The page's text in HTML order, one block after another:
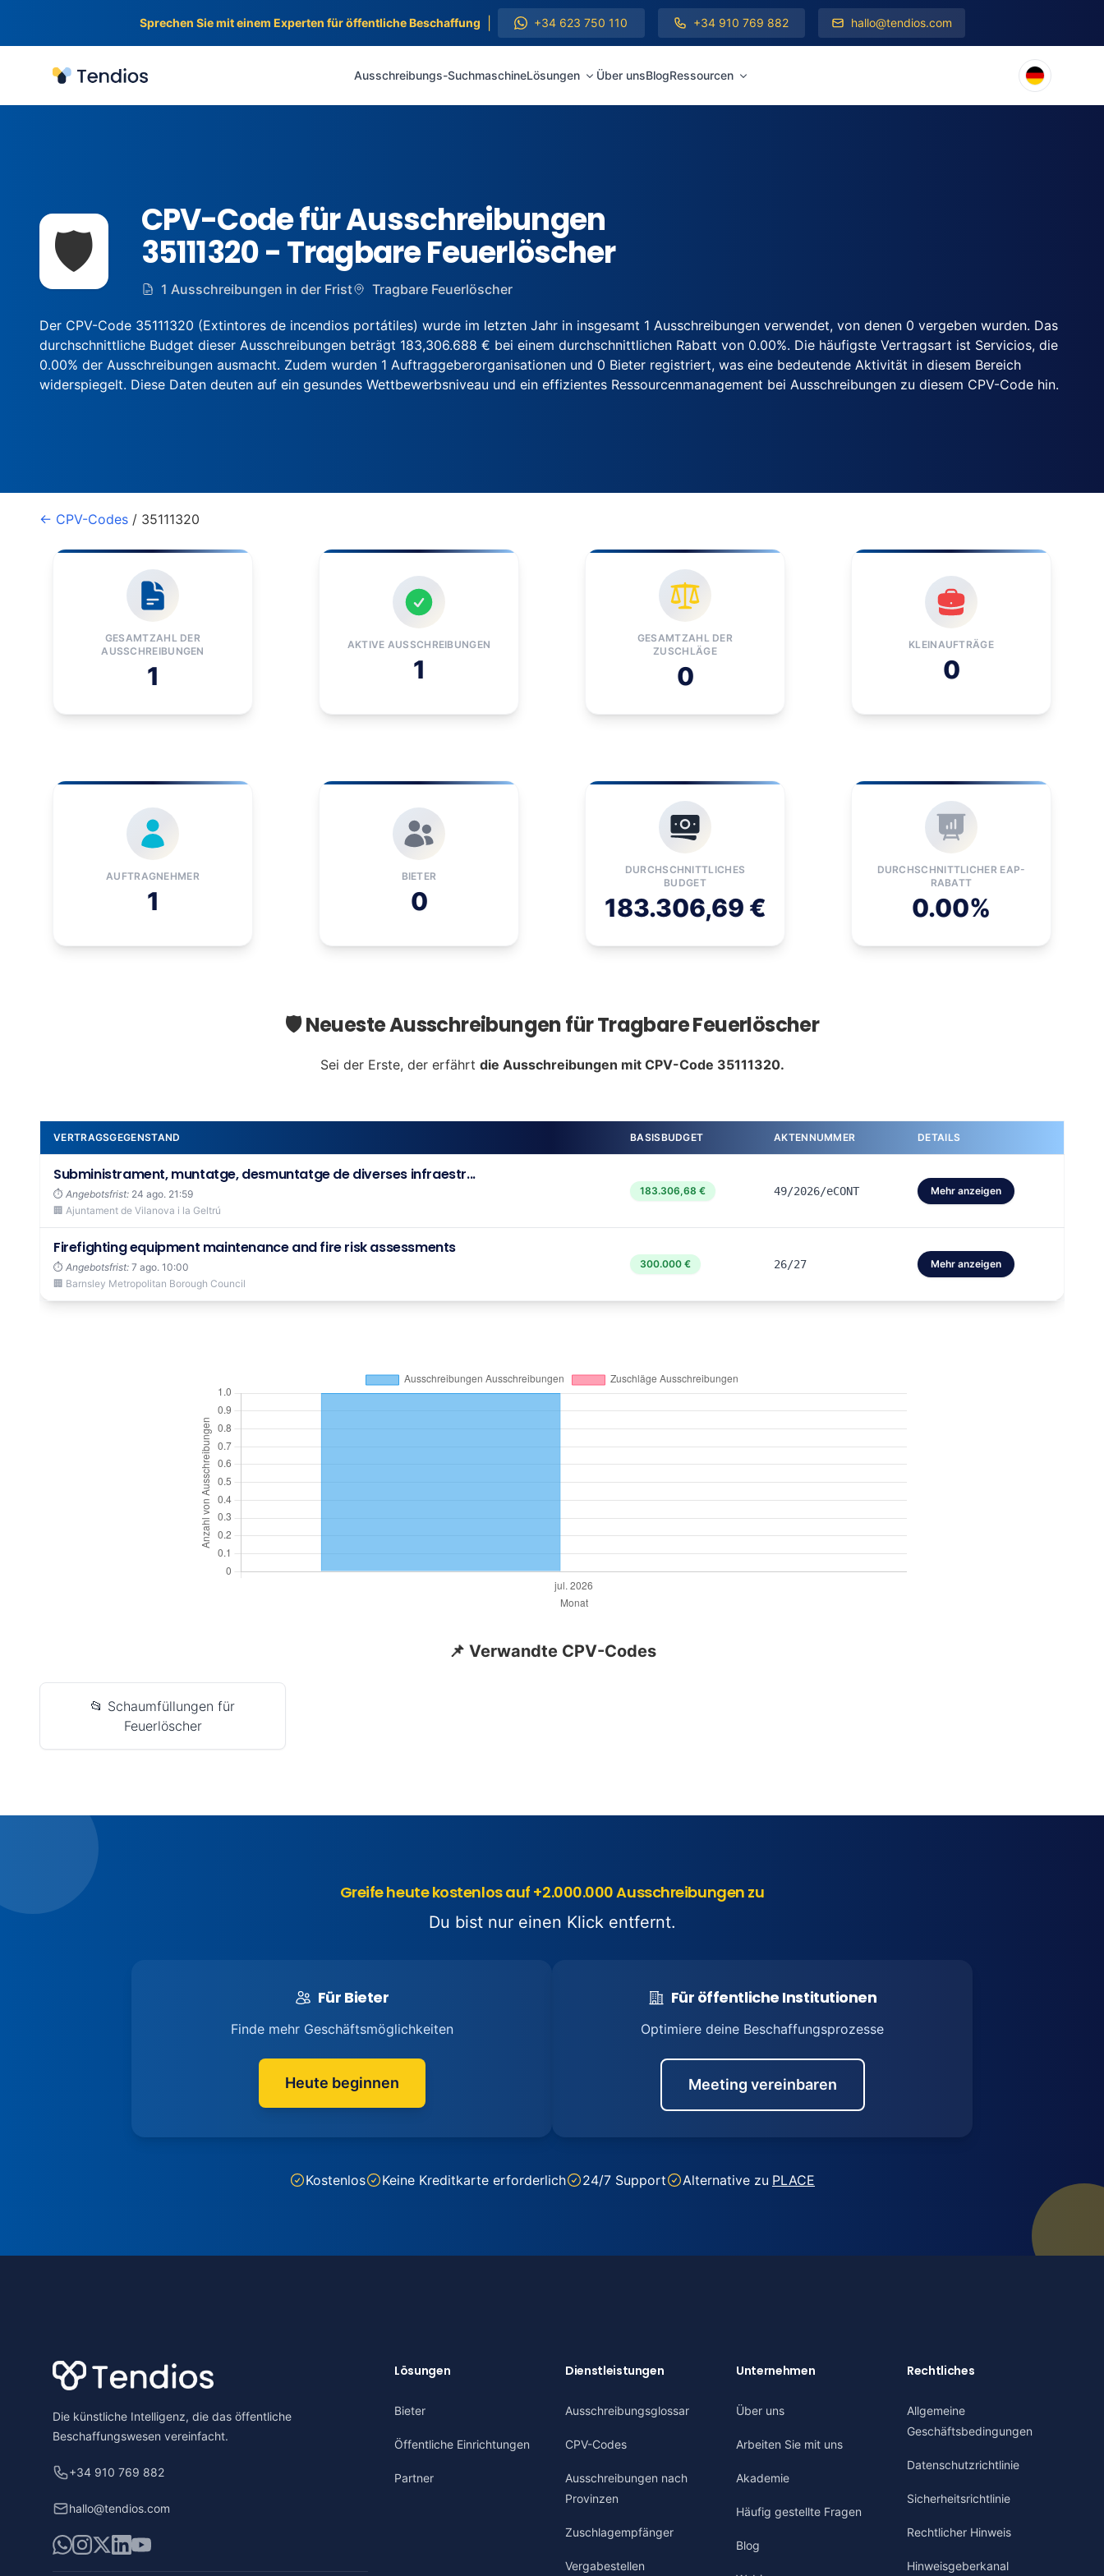
Sprechen Sie mit einem Experten für öffentliche Beschaffung +34 623 750 110 +34 910 769 882 hallo@tendios.com
Tendios Ausschreibungs-SuchmaschineLösungen Über unsBlogRessourcen
🛡️
CPV-Code für Ausschreibungen
35111320 - Tragbare Feuerlöscher
1 Ausschreibungen in der Frist Tragbare Feuerlöscher
Der CPV-Code 35111320 (Extintores de incendios portátiles) wurde im letzten Jahr in insgesamt 1 Ausschreibungen verwendet, von denen 0 vergeben wurden. Das
durchschnittliche Budget dieser Ausschreibungen beträgt 183,306.688 € bei einem durchschnittlichen Rabatt von 0.00%. Die häufigste Vertragsart ist Servicios, die
0.00% der Ausschreibungen ausmacht. Zudem wurden 1 Auftraggeberorganisationen und 0 Bieter registriert, was eine bedeutende Aktivität in diesem Bereich
widerspiegelt. Diese Daten deuten auf ein gesundes Wettbewerbsniveau und ein effizientes Ressourcenmanagement bei Ausschreibungen zu diesem CPV-Code hin.
← CPV-Codes / 35111320
GESAMTZAHL DER
AUSSCHREIBUNGEN
1
AKTIVE AUSSCHREIBUNGEN
1
GESAMTZAHL DER
ZUSCHLÄGE
0
KLEINAUFTRÄGE
0
AUFTRAGNEHMER
1
BIETER
0
DURCHSCHNITTLICHES
BUDGET
183.306,69 €
DURCHSCHNITTLICHER EAP-
RABATT
0.00%
🛡️ Neueste Ausschreibungen für Tragbare Feuerlöscher
Sei der Erste, der erfährt die Ausschreibungen mit CPV-Code 35111320.
VERTRAGSGEGENSTAND BASISBUDGET AKTENNUMMER DETAILS
Subministrament, muntatge, desmuntatge de diverses infraestr...
⏱️ Angebotsfrist: 24 ago. 21:59
🏢 Ajuntament de Vilanova i la Geltrú
183.306,68 € 49/2026/eCONT Mehr anzeigen
Firefighting equipment maintenance and fire risk assessments
⏱️ Angebotsfrist: 7 ago. 10:00
🏢 Barnsley Metropolitan Borough Council
300.000 € 26/27 Mehr anzeigen
📌 Verwandte CPV-Codes
📂 Schaumfüllungen für
Feuerlöscher
Greife heute kostenlos auf +2.000.000 Ausschreibungen zu
Du bist nur einen Klick entfernt.
Für Bieter
Finde mehr Geschäftsmöglichkeiten
Heute beginnen
Für öffentliche Institutionen
Optimiere deine Beschaffungsprozesse
Meeting vereinbaren
Kostenlos Keine Kreditkarte erforderlich 24/7 Support Alternative zu PLACE
Die künstliche Intelligenz, die das öffentliche
Beschaffungswesen vereinfacht.
+34 910 769 882
hallo@tendios.com
WhatsApp
Instagram
X LinkedIn
YouTube
Lösungen
Bieter
Öffentliche Einrichtungen
Partner
Dienstleistungen
Ausschreibungsglossar
CPV-Codes
Ausschreibungen nach
Provinzen
Zuschlagempfänger
Vergabestellen
Unternehmen
Über uns
Arbeiten Sie mit uns
Akademie
Häufig gestellte Fragen
Blog
Rechtliches
Allgemeine
Geschäftsbedingungen
Datenschutzrichtlinie
Sicherheitsrichtlinie
Rechtlicher Hinweis
Hinweisgeberkanal